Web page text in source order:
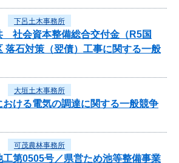
下呂土木事務所
社会資本整備総合交付金（R5国
落石対策（翌債）工事に関する一般
大垣土木事務所
おける電気の調達に関する一般競争
可茂農林事務所
工第0505号／県営ため池等整備事業